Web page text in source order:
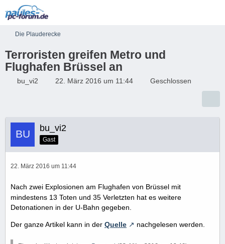
Die Plauderecke
Terroristen greifen Metro und
Flughafen Brüssel an
bu_vi2 22. März 2016 um 11:44 Geschlossen
bu_vi2
Gast
22. März 2016 um 11:44
Nach zwei Explosionen am Flughafen von Brüssel mit
mindestens 13 Toten und 35 Verletzten hat es weitere
Detonationen in der U-Bahn gegeben.
Der ganze Artikel kann in der Quelle nachgelesen werden.